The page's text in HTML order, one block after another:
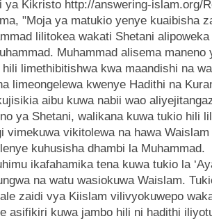
ya Kikristo http://answering-islam.org/
"Moja ya matukio yenye kuaibisha
lilitokea wakati Shetani
Muhammad alisema
hili limethibitishwa kwa maandishi na
limeongelewa kwenye Hadithi na
aibu kuwa nabii wao
ya Shetani, walikana kuwa tukio hili
vimekuwa vikitolewa na hawa
kuhusisha dhambi la Muhammad.
ikafahamika tena kuwa tukio la
na watu wasiokuwa Waislam.
zaidi vya Kiislam vilivyokuwepo
asifikiri kuwa jambo hili ni hadithi